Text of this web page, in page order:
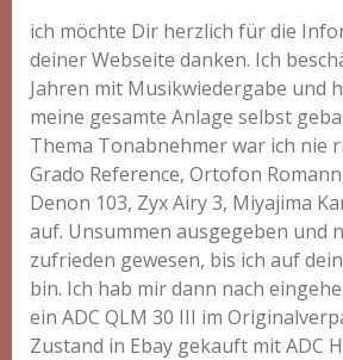
ich möchte Dir herzlich für die
deiner Webseite danken. Ich
Jahren mit Musikwiedergabe und
meine gesamte Anlage selbst
Thema Tonabnehmer war ich nie
Grado Reference, Ortofon
Denon 103, Zyx Airy 3, Miyajima
auf. Unsummen ausgegeben und
zufrieden gewesen, bis ich auf
bin. Ich hab mir dann nach
ein ADC QLM 30 III im
Zustand in Ebay gekauft mit ADC